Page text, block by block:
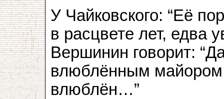
У Чайковского: “Её
в расцвете лет, едва
Вершинин говорит:
влюблённым
влюблён…”